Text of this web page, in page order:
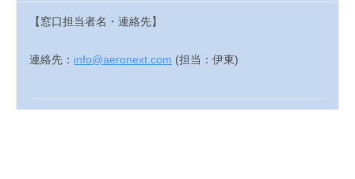
【窓口担当者名・連絡先】
連絡先： info@aeronext.com (担当：伊東)